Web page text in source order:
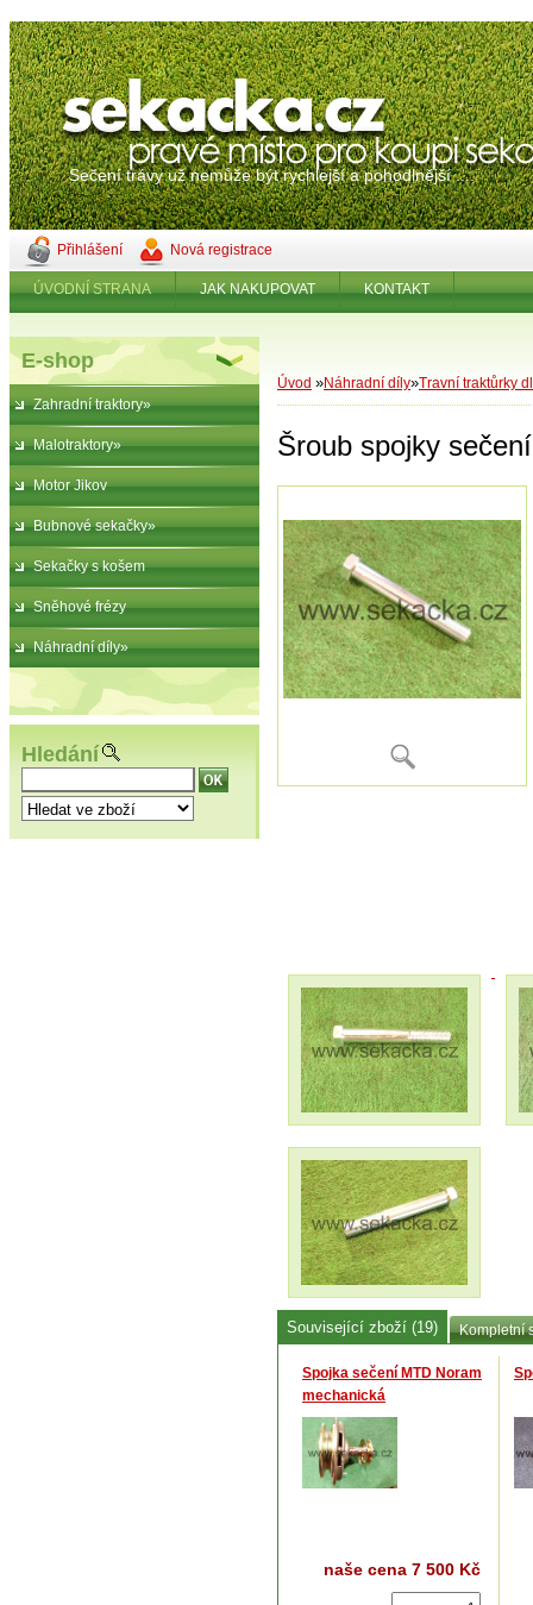
Sečení trávy už nemůže být rychlejší a pohodlnější ....
Přihlášení Nová registrace
ÚVODNÍ STRANA JAK NAKUPOVAT KONTAKT
E-shop
Zahradní traktory»
Malotraktory»
Motor Jikov
Bubnové sekačky»
Sekačky s košem
Sněhové frézy
Náhradní díly»
Hledání
Úvod »Náhradní díly»Travní traktůrky
Šroub spojky
Související zboží (19) Kompletní
Spojka sečení MTD Noram
mechanická
naše cena 7 500 Kč